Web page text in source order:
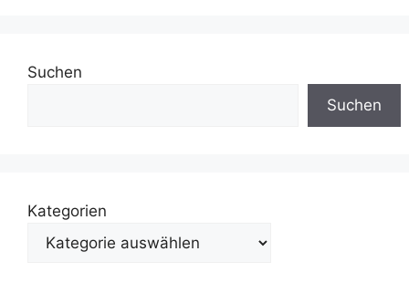
Suchen
Suchen
Kategorien